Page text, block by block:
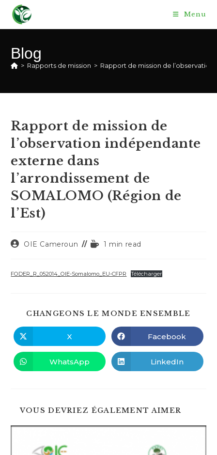
content
Menu
Blog
> Rapports de mission > Rapport de mission de
Rapport de mission de
l’observation indépendante
externe dans
l’arrondissement de
SOMALOMO (Région de
l’Est)
Auteur/autrice
publication :
OIE Cameroun
Temps1 min read
FODER_R_052014_OIE-Somalomo_EU-CFPR Télécharger
CHANGEONS LE MONDE ENSEMBLE
Ouvrir
dans
une
autre
fenêtre
X Ouvrir
dans
une
autre
fenêtre
Facebook
Ouvrir
dans
WhatsApp Ouvrir
dans
LinkedIn
VOUS DEVRIEZ ÉGALEMENT AIMER